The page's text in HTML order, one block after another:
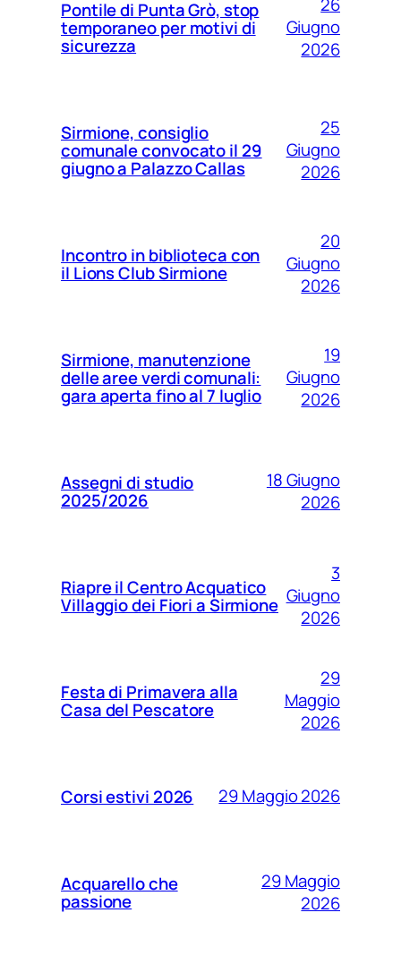
Pontile di Punta Grò, stop
temporaneo per motivi di
sicurezza
26
Giugno
2026
Sirmione, consiglio
comunale convocato il 29
giugno a Palazzo Callas
25
Giugno
2026
Incontro in biblioteca con
il Lions Club Sirmione
20
Giugno
2026
Sirmione, manutenzione
delle aree verdi comunali:
gara aperta fino al 7 luglio
19
Giugno
2026
Assegni di studio
2025/2026
18 Giugno
2026
Riapre il Centro Acquatico
Villaggio dei Fiori a Sirmione
3
Giugno
2026
Festa di Primavera alla
Casa del Pescatore
29
Maggio
2026
Corsi estivi 2026 29 Maggio 2026
Acquarello che
passione
29 Maggio
2026